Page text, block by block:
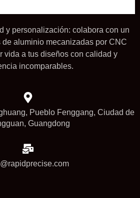
y personalización: colabora con un
aluminio mecanizadas por CNC
vida a tus diseños con calidad y
incomparables.
Pueblo Fenggang, Ciudad de
Guangdong